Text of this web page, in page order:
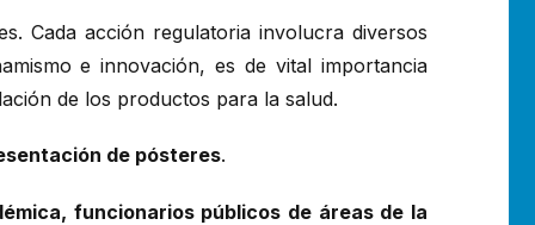
Cada acción regulatoria involucra diversos
e innovación, es de vital importancia
de los productos para la salud.
de pósteres.
funcionarios públicos de áreas de la